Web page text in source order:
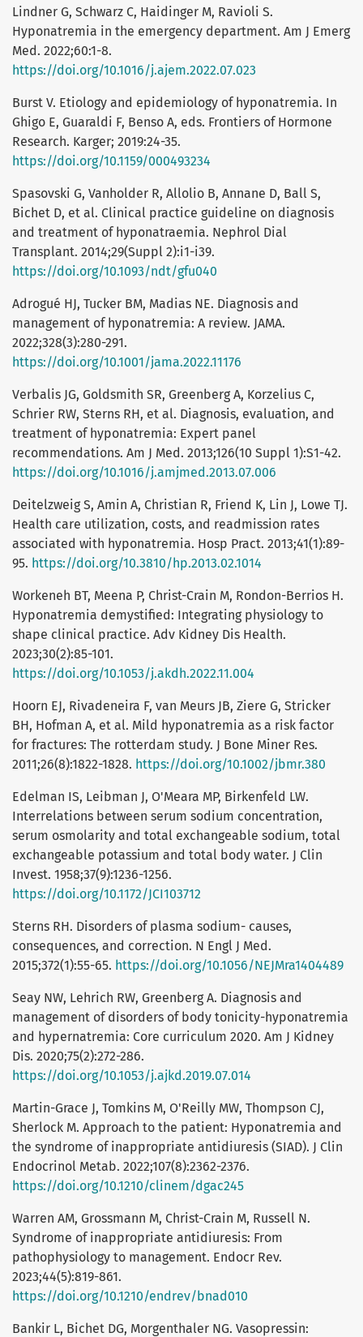
Lindner G, Schwarz C, Haidinger M, Ravioli S.
Hyponatremia in the emergency department. Am J Emerg
Med. 2022;60:1-8.
https://doi.org/10.1016/j.ajem.2022.07.023
Burst V. Etiology and epidemiology of hyponatremia. In
Ghigo E, Guaraldi F, Benso A, eds. Frontiers of Hormone
Research. Karger; 2019:24-35.
https://doi.org/10.1159/000493234
Spasovski G, Vanholder R, Allolio B, Annane D, Ball S,
Bichet D, et al. Clinical practice guideline on diagnosis
and treatment of hyponatraemia. Nephrol Dial
Transplant. 2014;29(Suppl 2):i1-i39.
https://doi.org/10.1093/ndt/gfu040
Adrogué HJ, Tucker BM, Madias NE. Diagnosis and
management of hyponatremia: A review. JAMA.
2022;328(3):280-291.
https://doi.org/10.1001/jama.2022.11176
Verbalis JG, Goldsmith SR, Greenberg A, Korzelius C,
Schrier RW, Sterns RH, et al. Diagnosis, evaluation, and
treatment of hyponatremia: Expert panel
recommendations. Am J Med. 2013;126(10 Suppl 1):S1-42.
https://doi.org/10.1016/j.amjmed.2013.07.006
Deitelzweig S, Amin A, Christian R, Friend K, Lin J, Lowe TJ.
Health care utilization, costs, and readmission rates
associated with hyponatremia. Hosp Pract. 2013;41(1):89-
95. https://doi.org/10.3810/hp.2013.02.1014
Workeneh BT, Meena P, Christ-Crain M, Rondon-Berrios H.
Hyponatremia demystified: Integrating physiology to
shape clinical practice. Adv Kidney Dis Health.
2023;30(2):85-101.
https://doi.org/10.1053/j.akdh.2022.11.004
Hoorn EJ, Rivadeneira F, van Meurs JB, Ziere G, Stricker
BH, Hofman A, et al. Mild hyponatremia as a risk factor
for fractures: The rotterdam study. J Bone Miner Res.
2011;26(8):1822-1828. https://doi.org/10.1002/jbmr.380
Edelman IS, Leibman J, O'Meara MP, Birkenfeld LW.
Interrelations between serum sodium concentration,
serum osmolarity and total exchangeable sodium, total
exchangeable potassium and total body water. J Clin
Invest. 1958;37(9):1236-1256.
https://doi.org/10.1172/JCI103712
Sterns RH. Disorders of plasma sodium- causes,
consequences, and correction. N Engl J Med.
2015;372(1):55-65. https://doi.org/10.1056/NEJMra1404489
Seay NW, Lehrich RW, Greenberg A. Diagnosis and
management of disorders of body tonicity-hyponatremia
and hypernatremia: Core curriculum 2020. Am J Kidney
Dis. 2020;75(2):272-286.
https://doi.org/10.1053/j.ajkd.2019.07.014
Martin-Grace J, Tomkins M, O'Reilly MW, Thompson CJ,
Sherlock M. Approach to the patient: Hyponatremia and
the syndrome of inappropriate antidiuresis (SIAD). J Clin
Endocrinol Metab. 2022;107(8):2362-2376.
https://doi.org/10.1210/clinem/dgac245
Warren AM, Grossmann M, Christ-Crain M, Russell N.
Syndrome of inappropriate antidiuresis: From
pathophysiology to management. Endocr Rev.
2023;44(5):819-861.
https://doi.org/10.1210/endrev/bnad010
Bankir L, Bichet DG, Morgenthaler NG. Vasopressin: